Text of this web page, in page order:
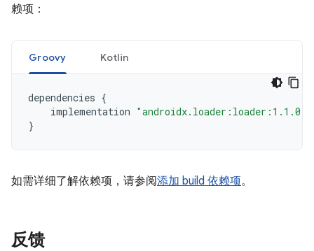
赖项：
Groovy Kotlin
dependencies {
implementation "androidx.loader:loader:1.1.0"
}
如需详细了解依赖项，请参阅添加 build 依赖项。
反馈